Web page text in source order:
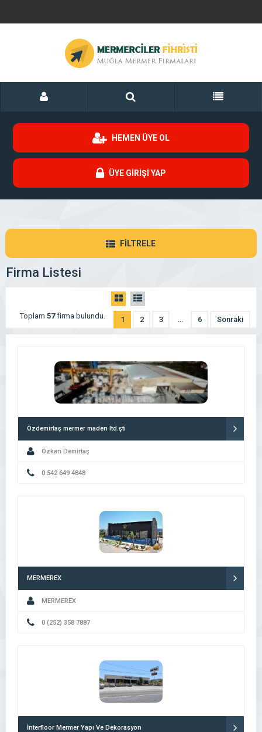
HEMEN ÜYE OL
ÜYE GİRİŞİ YAP
FİLTRELE
Firma Listesi
Toplam 57firma bulundu. 1 2 3 … 6 Sonraki
Özdemirtaş mermer maden ltd.şti
Özkan Demirtaş
0 542 649 4848
MERMEREX
MERMEREX
0 (252) 358 7887
İnterfloor Mermer Yapı Ve Dekorasyon